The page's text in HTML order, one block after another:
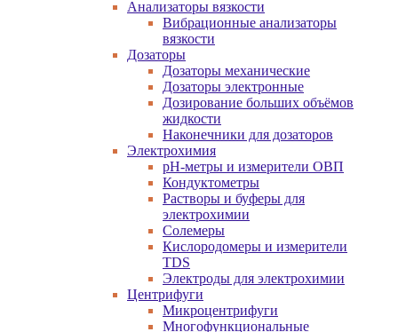
Анализаторы вязкости
Вибрационные анализаторы
вязкости
Дозаторы
Дозаторы механические
Дозаторы электронные
Дозирование больших объёмов
жидкости
Наконечники для дозаторов
Электрохимия
pH-метры и измерители ОВП
Кондуктометры
Растворы и буферы для
электрохимии
Солемеры
Кислородомеры и измерители
TDS
Электроды для электрохимии
Центрифуги
Микроцентрифуги
Многофункциональные